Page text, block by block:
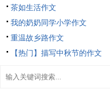
茶如生活作文
我的奶奶同学小学作文
重温故乡路作文
【热门】描写中秋节的作文